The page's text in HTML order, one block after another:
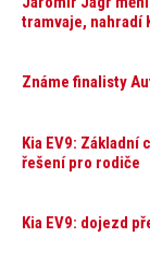
tramvaje, nahradí
Známe finalisty
Kia EV9: Základní
řešení pro rodiče
Kia EV9: dojezd